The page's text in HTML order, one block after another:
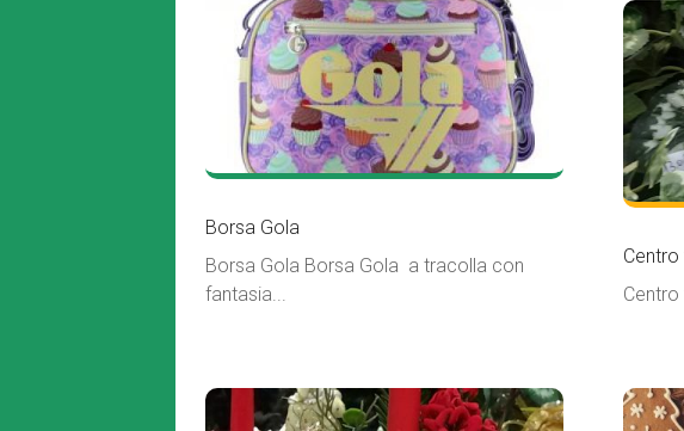
Borsa Gola
Borsa Gola Borsa Gola a tracolla con
fantasia...
Centro